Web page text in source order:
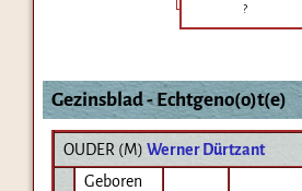
?
Gezinsblad - Echtgeno(o)t(e)
OUDER (M) Werner Dürtzant
Geboren